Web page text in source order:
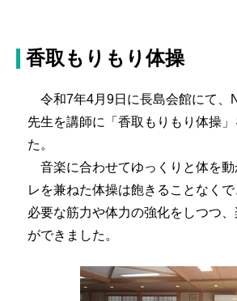
香取もりもり体操
令和7年4月9日に長島会館にて、
先生を講師に「香取もりもり体操
た。
音楽に合わせてゆっくりと体を動
レを兼ねた体操は飽きることなく
必要な筋力や体力の強化をしつつ
ができました。